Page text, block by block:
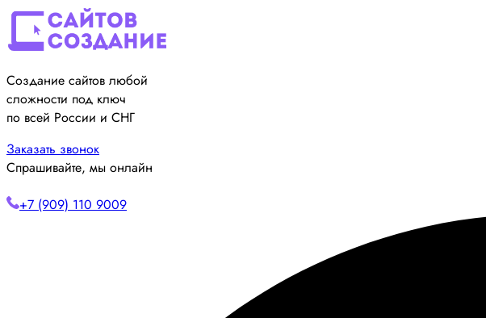
Создание сайтов любой
сложности под ключ
по всей России и СНГ
Заказать звонок
Спрашивайте, мы онлайн
+7 (909) 110 9009